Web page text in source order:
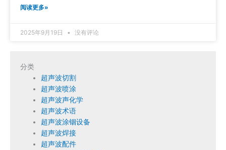
阅读更多»
2025年9月19日 没有评论
分类
超声波切割
超声波喷涂
超声波声化学
超声波术语
超声波涂铟设备
超声波焊接
超声波配件